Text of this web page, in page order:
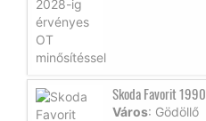
Skoda Favorit 1990
Város: Gödöllő